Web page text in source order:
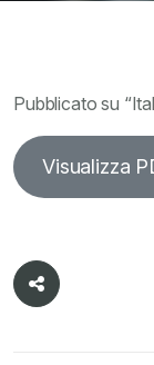
Pubblicato su
Visualizza